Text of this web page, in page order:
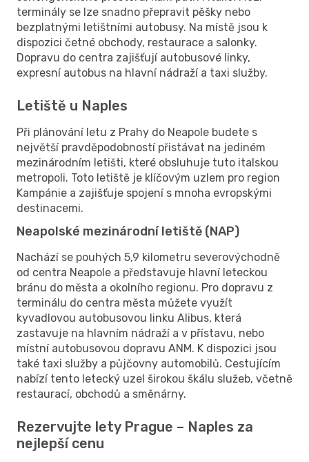
terminály se lze snadno přepravit pěšky nebo
bezplatnými letištními autobusy. Na místě jsou k
dispozici četné obchody, restaurace a salonky.
Dopravu do centra zajišťují autobusové linky,
expresní autobus na hlavní nádraží a taxi služby.
Letiště u Naples
Při plánování letu z Prahy do Neapole budete s
největší pravděpodobností přistávat na jediném
mezinárodním letišti, které obsluhuje tuto italskou
metropoli. Toto letiště je klíčovým uzlem pro region
Kampánie a zajišťuje spojení s mnoha evropskými
destinacemi.
Neapolské mezinárodní letiště (NAP)
Nachází se pouhých 5,9 kilometru severovýchodně
od centra Neapole a představuje hlavní leteckou
bránu do města a okolního regionu. Pro dopravu z
terminálu do centra města můžete využít
kyvadlovou autobusovou linku Alibus, která
zastavuje na hlavním nádraží a v přístavu, nebo
místní autobusovou dopravu ANM. K dispozici jsou
také taxi služby a půjčovny automobilů. Cestujícím
nabízí tento letecký uzel širokou škálu služeb, včetně
restaurací, obchodů a směnárny.
Rezervujte lety Prague – Naples za
nejlepší cenu